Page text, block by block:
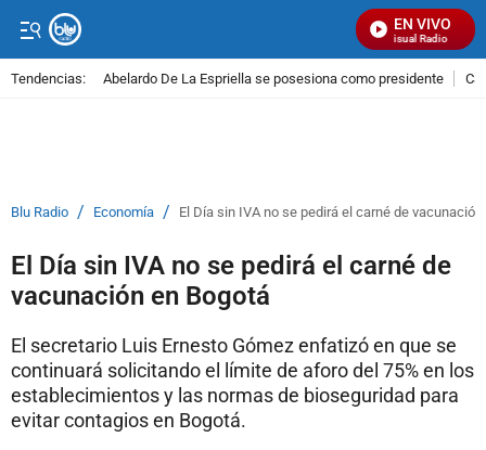
EN VIVO
Señal Visual Radio
Tendencias: Abelardo De La Espriella se posesiona como presidente
Blu Radio / Economía / El Día sin IVA no se pedirá el carné de
El Día sin IVA no se pedirá el carné de
vacunación en Bogotá
El secretario Luis Ernesto Gómez enfatizó en que se
continuará solicitando el límite de aforo del 75% en los
establecimientos y las normas de bioseguridad para
evitar contagios en Bogotá.